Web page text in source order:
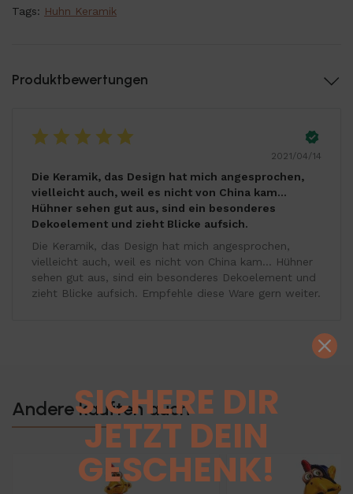
Tags: Huhn Keramik
Produktbewertungen
2021/04/14
Die Keramik, das Design hat mich angesprochen,
vielleicht auch, weil es nicht von China kam...
Hühner sehen gut aus, sind ein besonderes
Dekoelement und zieht Blicke aufsich.
Die Keramik, das Design hat mich angesprochen,
vielleicht auch, weil es nicht von China kam... Hühner
sehen gut aus, sind ein besonderes Dekoelement und
zieht Blicke aufsich. Empfehle diese Ware gern weiter.
Andere kauften auch
SICHERE DIR
JETZT DEIN
GESCHENK!